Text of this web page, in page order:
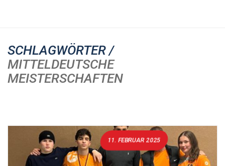
SCHLAGWÖRTER /
MITTELDEUTSCHE
MEISTERSCHAFTEN
11. FEBRUAR 2025